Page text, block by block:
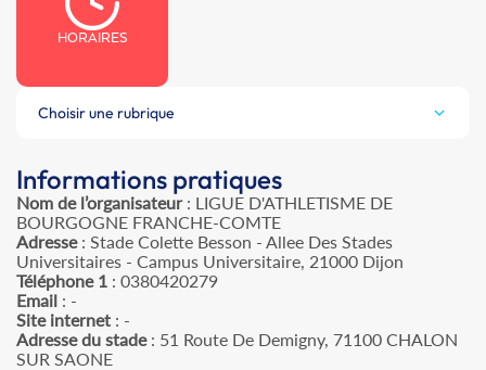
HORAIRES
Choisir une rubrique
Informations pratiques
Nom de l’organisateur: LIGUE D'ATHLETISME DE
BOURGOGNE FRANCHE-COMTE
Adresse: Stade Colette Besson - Allee Des Stades
Universitaires - Campus Universitaire, 21000 Dijon
Téléphone 1 : 0380420279
Email : -
Site internet : -
Adresse du stade: 51 Route De Demigny, 71100 CHALON
SUR SAONE